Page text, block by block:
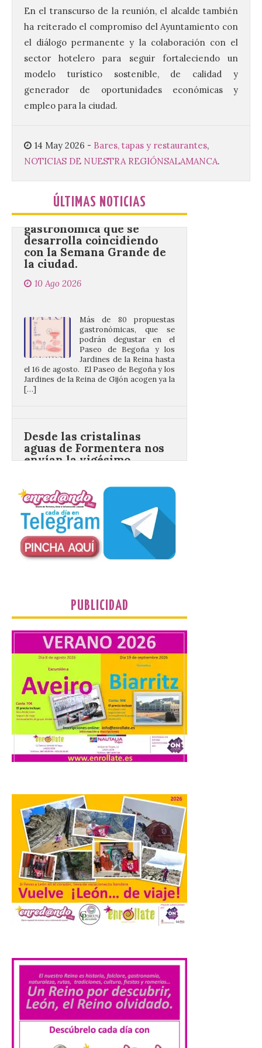
En el transcurso de la reunión, el alcalde también
ha reiterado el compromiso del Ayuntamiento con
el diálogo permanente y la colaboración con el
sector hotelero para seguir fortaleciendo un
modelo turístico sostenible, de calidad y
generador de oportunidades económicas y
empleo para la ciudad.
14 May 2026 - Bares, tapas y restaurantes,
NOTICIAS DE NUESTRA REGIÓNSALAMANCA.
ÚLTIMAS NOTICIAS
Los Campamentos
Salamanca Tech, que se
desarrollan hasta el 4 de
septiembre en nueve
turnos semanales con
total de 120 menores han recibido su
diploma acreditativo tras finalizar esta
semana de actividades en […]
Gijón/Xixón celebra la
Gastro, una cita
gastronómica que se
desarrolla coincidiendo
con la Semana Grande de
la ciudad.
10 Ago 2026
Más de 80 propuestas
Paseo de Begoña y los
Jardines de la Reina hasta
el 16 de agosto. El Paseo de Begoña y los
Jardines de la Reina de Gijón acogen ya la
[…]
primera fotografía de
León de…viaje.
Nueva edición de León
de…viaje. Una iniciativa
organizado por la sección
juvenil de la Asociación
Enróllate, la Asociación
Conceyu País Llionés y el Diario de
UPL cuestiona a la Junta
por no imponer sanciones
a Aucalsa, como hará el
Principado de Asturias,
por cobrar en la AP-66 la
tarifa íntegra pese a estar
en obras
10 Ago 2026
Cortes autonómicas
mediante las cuales vuelve
a reclamar a la institución autonómica
que exija al Gobierno de España la
supresión de este peaje por la ilegalidad
de la prórroga […]
El alumnado de FP crece
un 2,5% hasta superar los
1,2 millones de
matriculados y marca un
10 Ago 2026
El Ministerio publica la
Estadística de las
Enseñanzas no
universitarias. Datos
PUBLICIDAD